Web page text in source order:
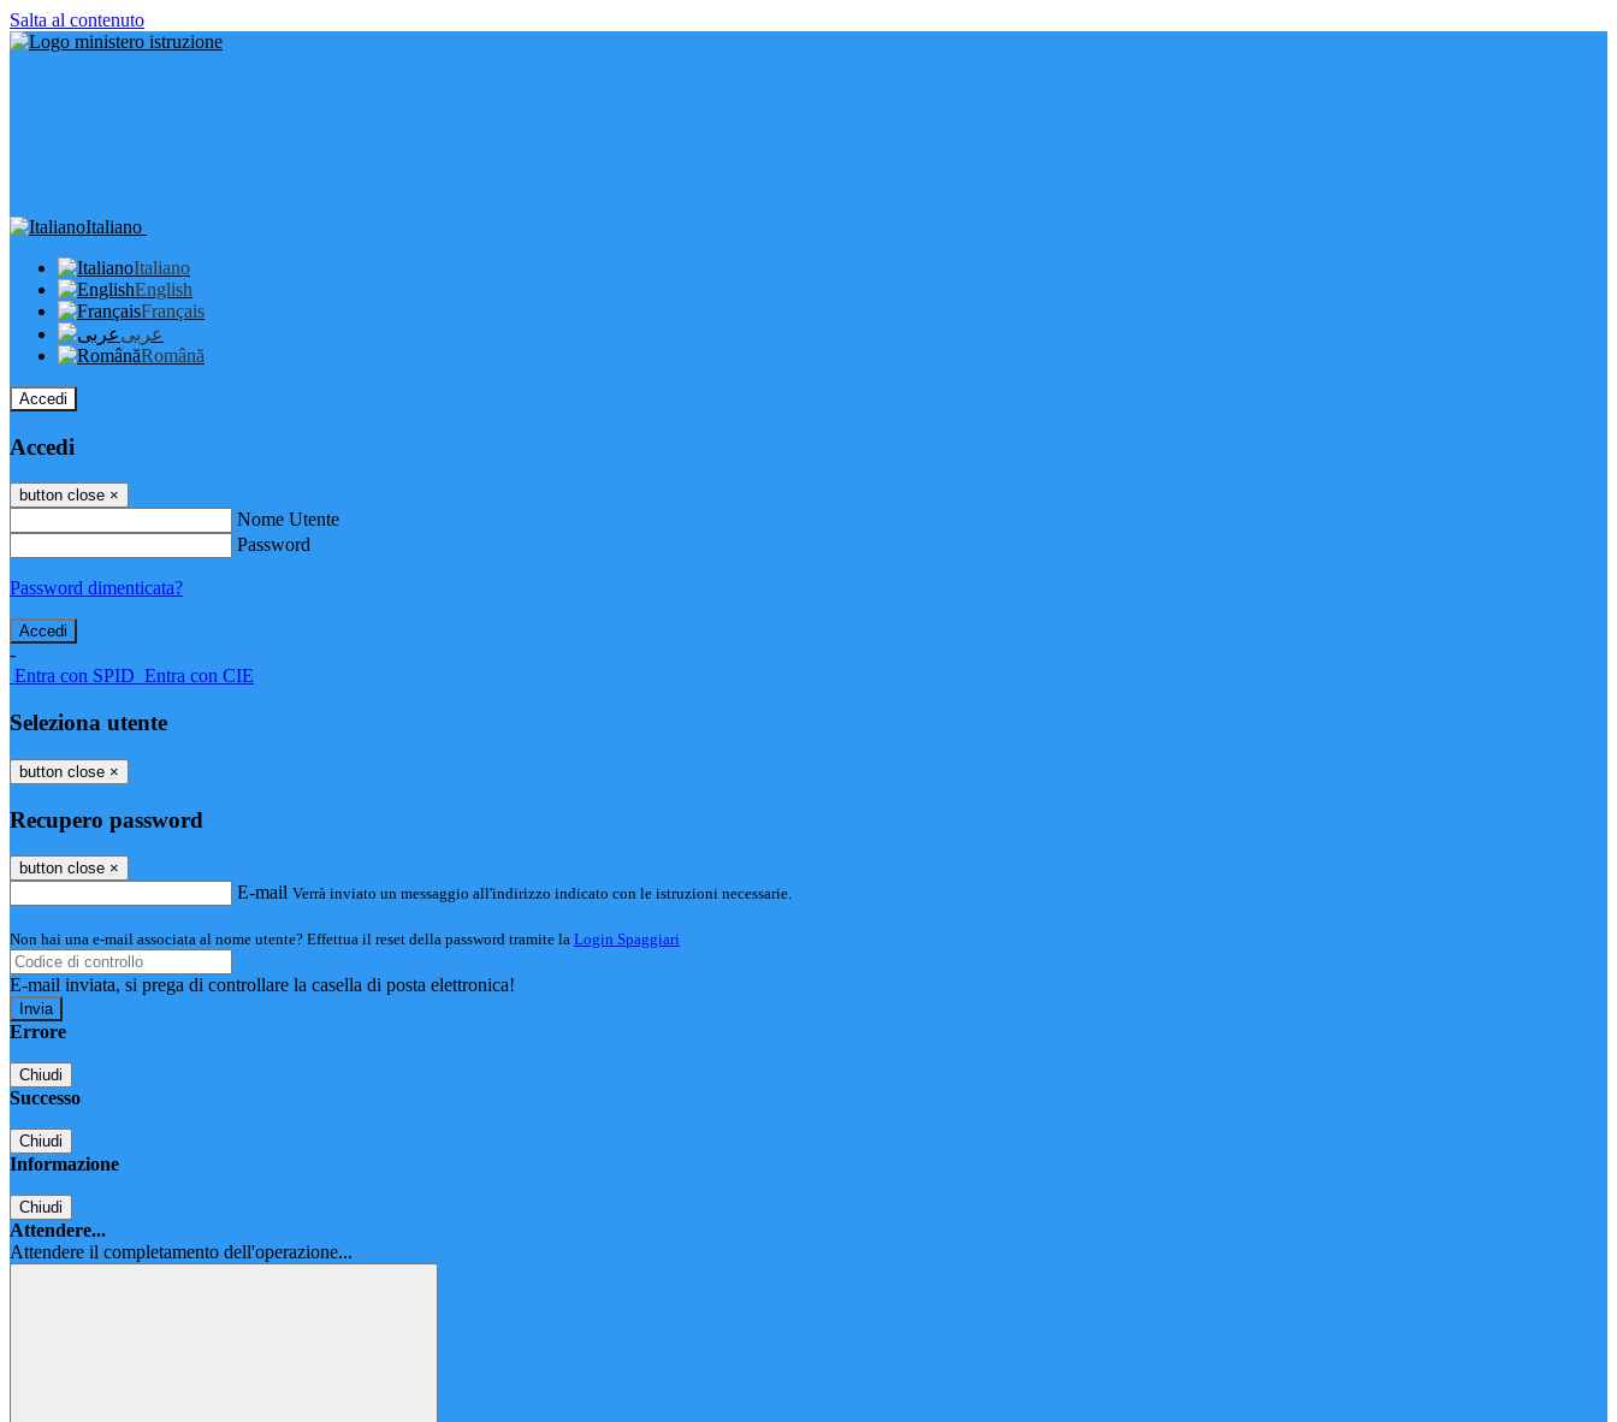
Salta al contenuto
Italiano
Italiano
English
Français
عربى
Română
Accedi
Accedi
button close ×
Nome Utente
Password
Password dimenticata?
-
Entra con SPID Entra con CIE
Seleziona utente
button close ×
Recupero password
button close ×
E-mail Verrà inviato un messaggio all'indirizzo indicato con le istruzioni necessarie.
Non hai una e-mail associata al nome utente? Effettua il reset della password tramite la Login Spaggiari
E-mail inviata, si prega di controllare la casella di posta elettronica!
Errore
Chiudi
Successo
Chiudi
Informazione
Chiudi
Attendere...
Attendere il completamento dell'operazione...